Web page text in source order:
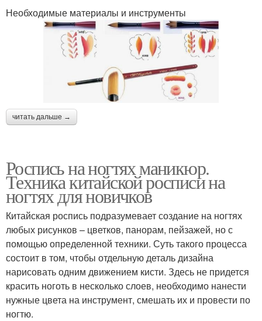
Необходимые материалы и инструменты
читать дальше →
Роспись на ногтях маникюр.
Техника китайской росписи на
ногтях для новичков
Китайская роспись подразумевает создание на ногтях
любых рисунков – цветков, панорам, пейзажей, но с
помощью определенной техники. Суть такого процесса
состоит в том, чтобы отдельную деталь дизайна
нарисовать одним движением кисти. Здесь не придется
красить ноготь в несколько слоев, необходимо нанести
нужные цвета на инструмент, смешать их и провести по
ногтю.